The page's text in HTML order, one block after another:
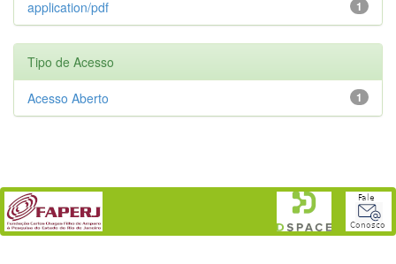
1
application/pdf
Tipo de Acesso
1
Acesso Aberto